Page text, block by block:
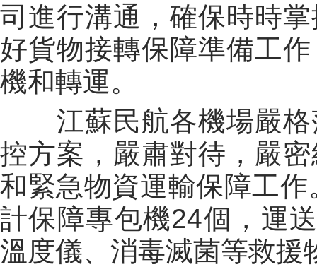
司進行溝通，確保時時
好貨物接轉保障準備工
機和轉運。
江蘇民航各機場嚴
控方案，嚴肅對待，嚴
和緊急物資運輸保障工作
計保障專包機24個，運
溫度儀、消毒滅菌等救援